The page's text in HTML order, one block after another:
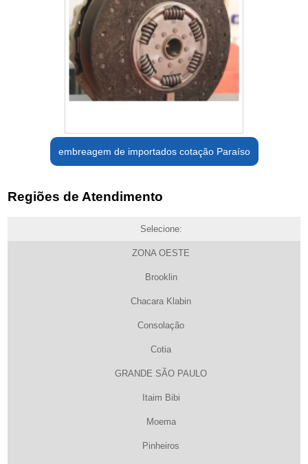
embreagem de importados cotação Paraíso
Regiões de Atendimento
Selecione:
ZONA OESTE
Brooklin
Chacara Klabin
Consolação
Cotia
GRANDE SÃO PAULO
Itaim Bibi
Moema
Pinheiros